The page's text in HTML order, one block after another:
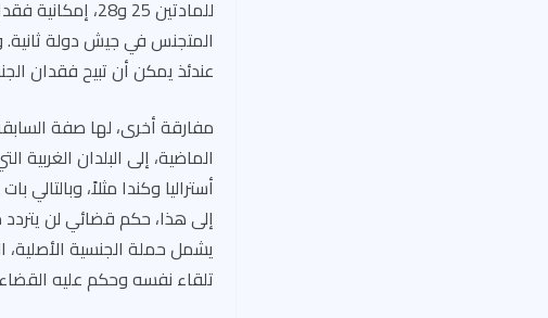
للمادتين 25
المتجنس في جيش دولة ثانية.
عندئذ يمكن أن تبيح فقدان
الماضية، إلى البلدان
أستراليا وكندا مثلاً،
إلى هذا، حكم قضائي لن
يشمل حملة الجنسية
تلقاء نفسه وحكم عليه